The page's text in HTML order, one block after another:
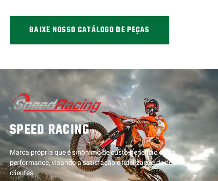
BAIXE NOSSO CATÁLOGO DE PEÇAS
SPEED RACING
Marca própria que é sinônimo de custo-benefício e alta
performance, visando a satisfação e fidelização de nossos
clientes.